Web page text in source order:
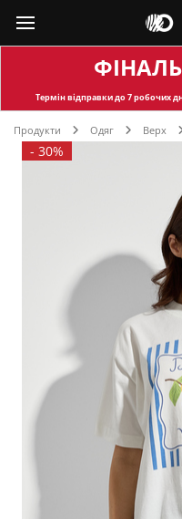
Термін відправкидо 7 робочих
Продукти Одяг Верх
- 30%